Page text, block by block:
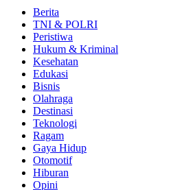
Berita
TNI & POLRI
Peristiwa
Hukum & Kriminal
Kesehatan
Edukasi
Bisnis
Olahraga
Destinasi
Teknologi
Ragam
Gaya Hidup
Otomotif
Hiburan
Opini